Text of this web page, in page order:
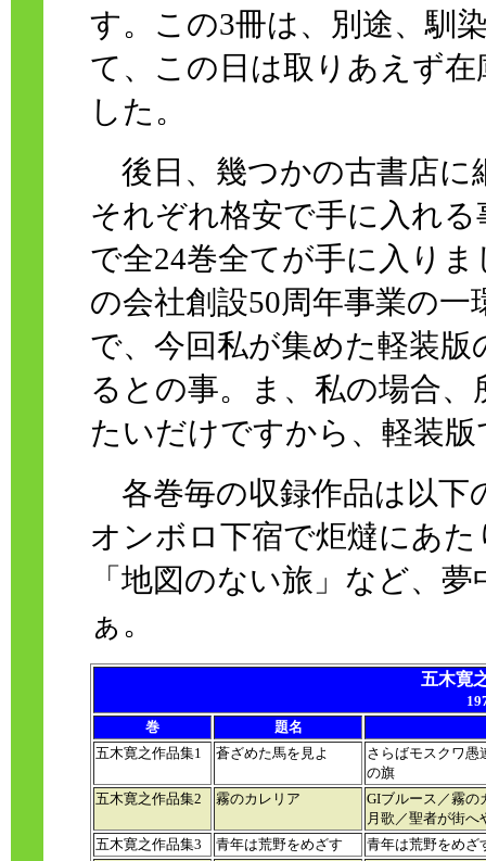
す。この3冊は、別途、馴
て、この日は取りあえず
した。
後日、幾つかの古書店に
それぞれ格安で手に入れ
で全24巻全てが手に入り
の会社創設50周年事業の
で、今回私が集めた軽装
るとの事。ま、私の場合
たいだけですから、軽装
各巻毎の収録作品は以下
オンボロ下宿で炬燵にあ
「地図のない旅」など、
ぁ。
五木寛
巻
題名
五木寛之作品集1
蒼ざめた馬を見よ
さらばモスクワ愚
の旗
五木寛之作品集2
霧のカレリア
GIブルース／霧の
月歌／聖者が街へ
五木寛之作品集3
青年は荒野をめざす
青年は荒野をめざ